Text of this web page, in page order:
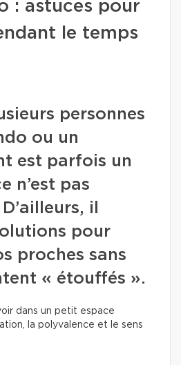
: astuces pour
le temps
personnes
ou un
est parfois un
n’est pas
il
pour
proches sans
« étouffés ».
dans un petit espace
la polyvalence et le sens